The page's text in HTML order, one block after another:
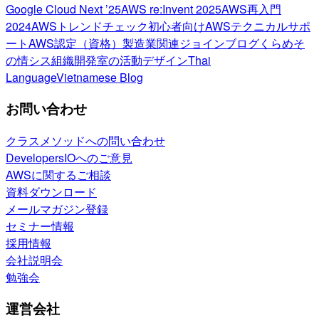
Google Cloud Next ’25AWS re:Invent 2025AWS再入門
2024AWSトレンドチェック初心者向けAWSテクニカルサポ
ートAWS認定（資格） 製造業関連ジョインブログくらめそ
の情シス組織開発室の活動デザインThai
LanguageVietnamese Blog
お問い合わせ
クラスメソッドへの問い合わせ
DevelopersIOへのご意見
AWSに関するご相談
資料ダウンロード
メールマガジン登録
セミナー情報
採用情報
会社説明会
勉強会
運営会社